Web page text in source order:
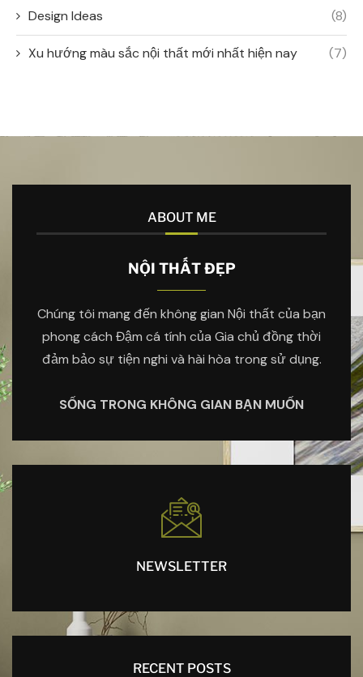
Design Ideas (8)
Xu hướng màu sắc nội thất mới nhất hiện nay (7)
ABOUT ME
NỘI THẤT ĐẸP
Chúng tôi mang đến không gian Nội thất của bạn
phong cách Đậm cá tính của Gia chủ đồng thời
đảm bảo sự tiện nghi và hài hòa trong sử dụng.
SỐNG TRONG KHÔNG GIAN BẠN MUỐN
NEWSLETTER
RECENT POSTS